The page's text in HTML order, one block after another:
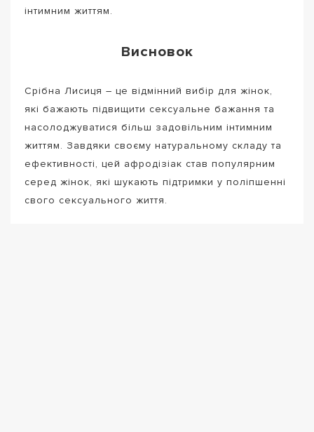
інтимним життям.
Висновок
Срібна Лисиця – це відмінний вибір для жінок,
які бажають підвищити сексуальне бажання та
насолоджуватися більш задовільним інтимним
життям. Завдяки своєму натуральному складу та
ефективності, цей афродізіак став популярним
серед жінок, які шукають підтримки у поліпшенні
свого сексуального життя.